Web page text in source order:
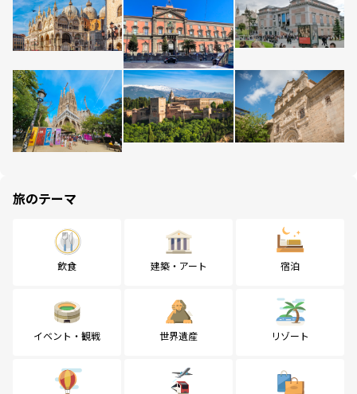
旅のテーマ
飲食 建築・アート 宿泊
イベント・観戦 世界遺産 リゾート